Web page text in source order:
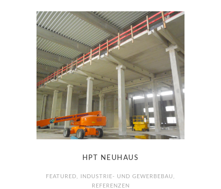
HPT NEUHAUS
FEATURED INDUSTRIE- UND GEWERBEBAU
REFERENZEN